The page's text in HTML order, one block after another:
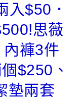
入$50．
思薇
褲3件
$250、
墊兩套